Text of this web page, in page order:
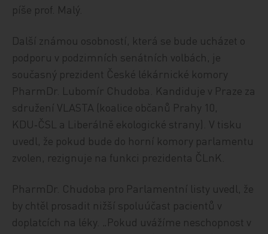
píše prof. Malý.
Další známou osobností, která se bude ucházet o
podporu v podzimních senátních volbách, je
současný prezident České lékárnické komory
PharmDr. Lubomír Chudoba. Kandiduje v Praze za
sdružení VLASTA (koalice občanů Prahy 10,
KDU‑ČSL a Liberálně ekologické strany). V tisku
uvedl, že pokud bude do horní komory parlamentu
zvolen, rezignuje na funkci prezidenta ČLnK.
PharmDr. Chudoba pro Parlamentní listy uvedl, že
by chtěl prosadit nižší spoluúčast pacientů v
doplatcích na léky. „Pokud uvážíme neschopnost v